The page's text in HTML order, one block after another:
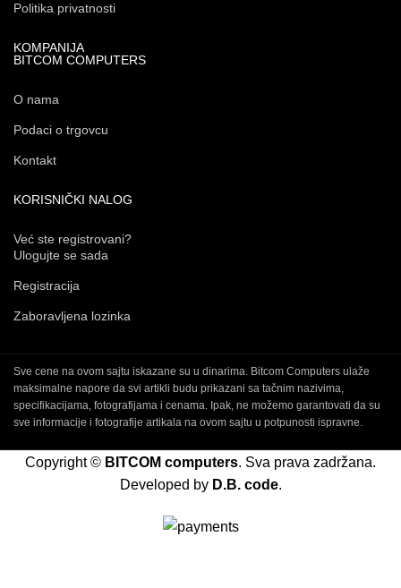
Politika privatnosti
KOMPANIJA
BITCOM COMPUTERS
O nama
Podaci o trgovcu
Kontakt
KORISNIČKI NALOG
Već ste registrovani?
Ulogujte se sada
Registracija
Zaboravljena lozinka
Sve cene na ovom sajtu iskazane su u dinarima. Bitcom Computers ulaže
maksimalne napore da svi artikli budu prikazani sa tačnim nazivima,
specifikacijama, fotografijama i cenama. Ipak, ne možemo garantovati da su
sve informacije i fotografije artikala na ovom sajtu u potpunosti ispravne.
Copyright © BITCOM computers. Sva prava zadržana.
Developed by D.B. code.